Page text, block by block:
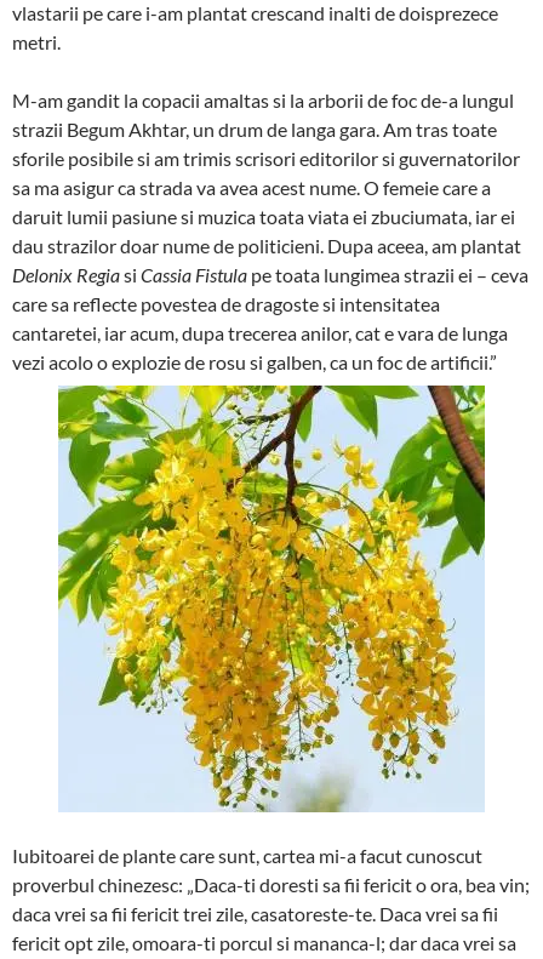
vlastarii pe care i-am plantat crescand inalti de doisprezece
metri.
M-am gandit la copacii amaltas si la arborii de foc de-a lungul
strazii Begum Akhtar, un drum de langa gara. Am tras toate
sforile posibile si am trimis scrisori editorilor si guvernatorilor
sa ma asigur ca strada va avea acest nume. O femeie care a
daruit lumii pasiune si muzica toata viata ei zbuciumata, iar ei
dau strazilor doar nume de politicieni. Dupa aceea, am plantat
Delonix Regiasi Cassia Fistula pe toata lungimea strazii ei – ceva
care sa reflecte povestea de dragoste si intensitatea
cantaretei, iar acum, dupa trecerea anilor, cat e vara de lunga
vezi acolo o explozie de rosu si galben, ca un foc de artificii.”
Iubitoarei de plante care sunt, cartea mi-a facut cunoscut
proverbul chinezesc: „Daca-ti doresti sa fii fericit o ora, bea vin;
daca vrei sa fii fericit trei zile, casatoreste-te. Daca vrei sa fii
fericit opt zile, omoara-ti porcul si mananca-l; dar daca vrei sa